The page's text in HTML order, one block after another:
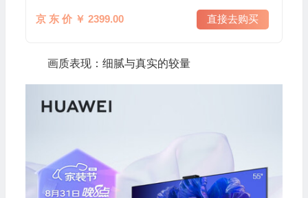
京 东 价 ￥ 2399.00 直接去购买
画质表现：细腻与真实的较量